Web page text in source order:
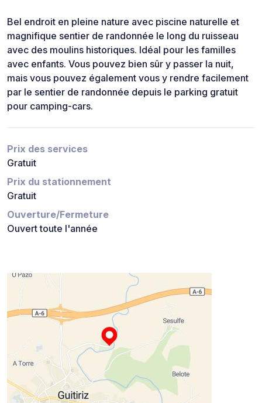
Bel endroit en pleine nature avec piscine naturelle et
magnifique sentier de randonnée le long du ruisseau
avec des moulins historiques. Idéal pour les familles
avec enfants. Vous pouvez bien sûr y passer la nuit,
mais vous pouvez également vous y rendre facilement
par le sentier de randonnée depuis le parking gratuit
pour camping-cars.
Prix des services
Gratuit
Prix du stationnement
Gratuit
Ouverture/Fermeture
Ouvert toute l'année